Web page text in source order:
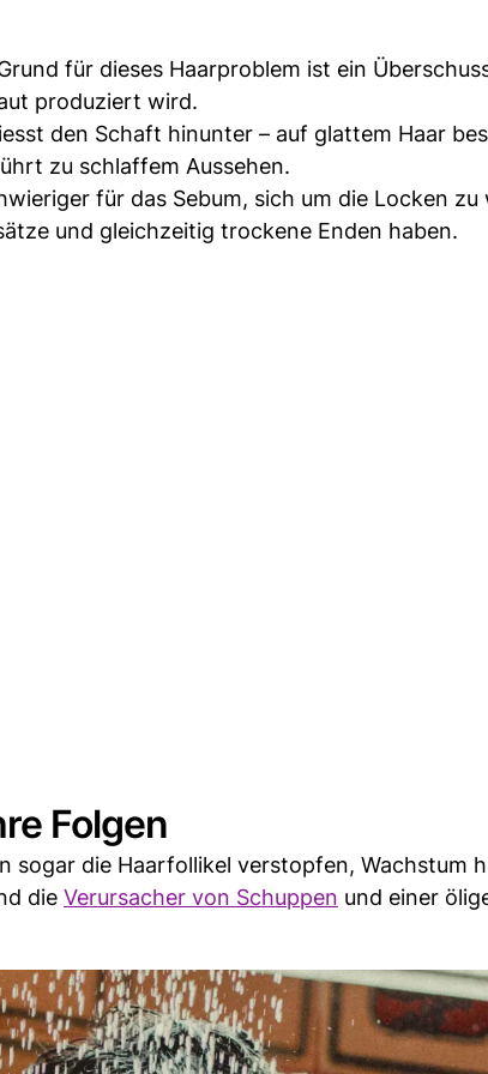
für dieses Haarproblem ist ein
produziert wird.
den Schaft hinunter – auf glattem Haar
zu schlaffem Aussehen.
für das Sebum, sich um die Locken zu
und gleichzeitig trockene Enden haben.
Folgen
sogar die Haarfollikel verstopfen, Wachstum
die Verursacher von Schuppen und einer